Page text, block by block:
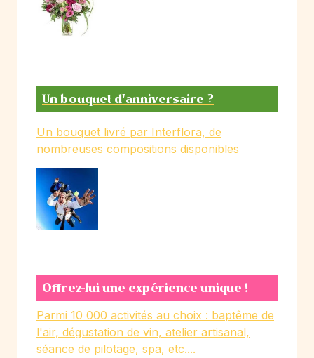
Un bouquet d'anniversaire ?
Un bouquet livré par Interflora, de
nombreuses compositions disponibles
Offrez-lui une expérience unique !
Parmi 10 000 activités au choix : baptême de
l'air, dégustation de vin, atelier artisanal,
séance de pilotage, spa, etc....